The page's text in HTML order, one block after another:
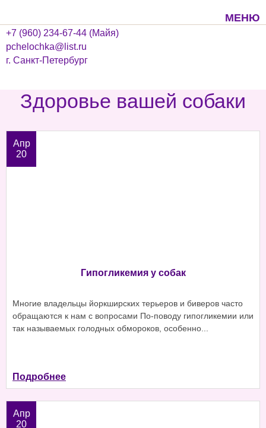
МЕНЮ
+7 (960) 234-67-44 (Майя)
pchelochka@list.ru
г. Санкт-Петербург
Здоровье вашей собаки
Апр
20
Гипогликемия у собак
Многие владельцы йоркширских терьеров и биверов часто
обращаются к нам с вопросами По-поводу гипогликемии или
так называемых голодных обмороков, особенно...
Подробнее
Апр
20